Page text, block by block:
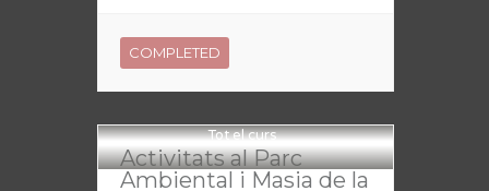
COMPLETED
Tot el curs
Activitats al Parc
Ambiental i Masia de la